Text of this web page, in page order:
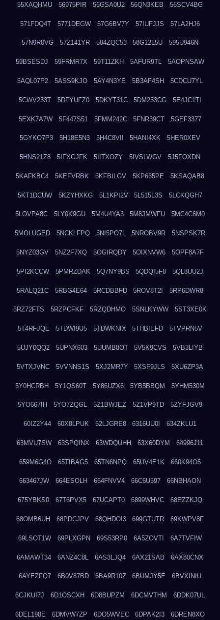
55XAQHMU 56975PIR 56GSA0U2 56QN3KEB 56SCV4BG
571FDQ4T 5771DEGW 57G6BV7Y 57IUFJJS 57LA2HJ6
57N9R0VG 57Z141YR 584ZQC53 58G12L5U 595U946N
59BSESDJ 59FRMR7X 59T11ZKH 5AFUR9TL 5AOPNSAW
5AQL07P2 5ASS9KJO 5AY4N3YE 5B3AF4SH 5CDCU7YL
5CWV233T 5DFYUFZ0 5DKYT31C 5DM253CG 5E4JC1TI
5EXK7A7W 5F447S51 5FMM242C 5FNR39CT 5GEF3377
5GYKO7P3 5H18E5N3 5H4C8VII 5HANI4XK 5HER0XEV
5HNS21Z8 5IFXGJFK 5IITXOZY 5IVSLWGV 5J5FOXDN
5KAFKBC4 5KEFVRBK 5KFBILGV 5KP635PE 5KSAQAB8
5KT1DCUW 5KZYHXKG 5L1KPI2V 5L515L3S 5LCKQGH7
5LOVPA8C 5LY0K9GU 5M4U4YA3 5M8JMWFU 5MC4C6M0
5MOLUGED 5NCKLFPQ 5NI5PO7L 5NROBV9R 5NSPSK7R
5NYZ03GV 5NZ2F7XQ 5OGIRQDY 5OIXNVW6 5OPF8A7F
5PI2KCCW 5PMRZDAK 5Q7NY9BS 5QDQI5F8 5QL8UU2J
5RALQ21C 5RBG4E64 5RCDBBFD 5ROV8T2I 5RP6DWR8
5RZ72FTS 5RZPCFKF 5RZQDHMO 5SNLKYWW 5ST3XE0K
5T4RFJQE 5TDWI9U5 5TDWKNIX 5THBIEFD 5TVPRN5V
5UJY0QQ2 5UPNX603 5UUMB8OT 5V5K9CVS 5VB3LIYB
5VTXJVNC 5VVNNS1S 5XJ2MR7Y 5XSF9JLS 5XU6ZP3A
5Y0HCRBH 5Y1QS60T 5Y86UZX6 5YB5BBQM 5YHM530M
5YO667IH 5YO7ZQGL 5Z1BWJEZ 5Z1VP9TD 5ZYFJGV9
60IZ2Y44 60X8LPUK 62LJGRE8 6316UU0I 634ZKLU1
63MVU7SW 63SPQINX 63WDQUHH 63X60DYM 64996J11
659M6G4O 65TIBAG5 65TN6NPQ 65UV4E1K 660K94O5
663467JW 664ESOLH 664FNVV4 66C6U597 66NBHAON
675YBKS0 67T6PVX5 67UCAPT0 6899WHVC 68EZZKJQ
68OMB6UH 68PDCJPV 68QHDOI3 699GTUTR 69KWPV8F
69LSOT1W 69PLXGPN 69S53RP0 6A5ZOVTI 6A7TVFIW
6AMAWT34 6ANZ4C8L 6AS3LJQ4 6AX21SAB 6AX80CNX
6AYEZFQ7 6B0V87BD 6BA9R10Z 6BUMJY5E 6BVXINIU
6CJKUI7J 6D1OSCXH 6D8BUPZM 6DCMVTHM 6DDK07UL
6DEL198E 6DMVW7ZP 6DO5WVEC 6DPAK2I3 6DREN8XO